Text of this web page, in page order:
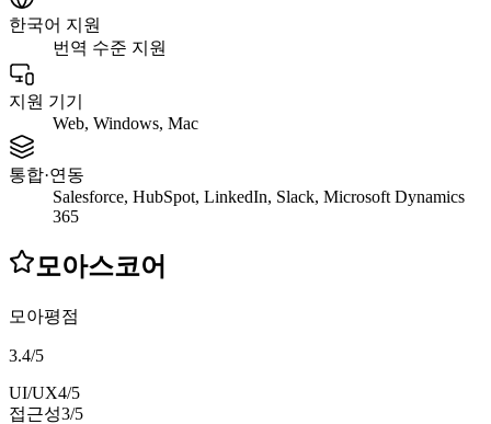
한국어 지원
번역 수준 지원
지원 기기
Web, Windows, Mac
통합·연동
Salesforce, HubSpot, LinkedIn, Slack, Microsoft Dynamics
365
모아스코어
모아평점
3.4/5
UI/UX4/5
접근성3/5